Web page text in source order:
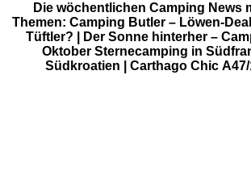
Die wöchentlichen Camping News
Themen: Camping Butler – Löwen-
Tüftler? | Der Sonne hinterher –
Oktober Sternecamping in
Südkroatien | Carthago Chic A47/